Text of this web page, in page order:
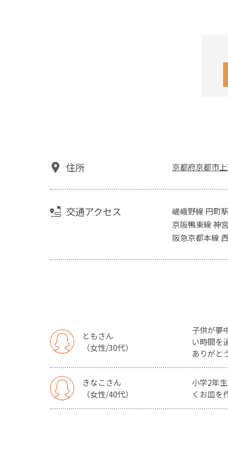
住所 京都府京都市
交通アクセス
嵯峨野線 円町
京阪鴨東線 神
阪急京都本線
ともさん
（女性/30代）
子供が夢
い時間を
ありがと
きなこさん
（女性/40代）
小学2年
くお皿を